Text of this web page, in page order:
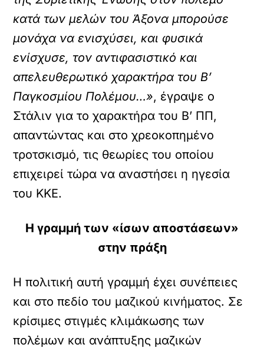
κατά των μελών του Άξονα μπορούσε
μονάχα να ενισχύσει, και φυσικά
ενίσχυσε, τον αντιφασιστικό και
απελευθερωτικό χαρακτήρα του Β’
Παγκοσμίου Πολέμου…», έγραψε ο
Στάλιν για το χαρακτήρα του Β’ ΠΠ,
απαντώντας και στο χρεοκοπημένο
τροτσκισμό, τις θεωρίες του οποίου
επιχειρεί τώρα να αναστήσει η ηγεσία
του ΚΚΕ.
Η γραμμή των «ίσων αποστάσεων»
στην πράξη
Η πολιτική αυτή γραμμή έχει συνέπειες
και στο πεδίο του μαζικού κινήματος. Σε
κρίσιμες στιγμές κλιμάκωσης των
πολέμων και ανάπτυξης μαζικών